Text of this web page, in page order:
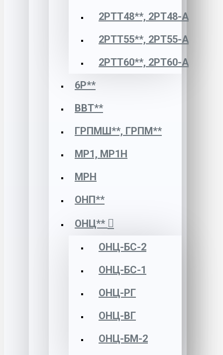
2РТТ48**, 2РТ48-А
2РТТ55**, 2РТ55-А
2РТТ60**, 2РТ60-А
6Р**
ВВТ**
ГРПМШ**, ГРПМ**
МР1, МР1Н
МРН
ОНП**
ОНЦ**
ОНЦ-БС-2
ОНЦ-БС-1
ОНЦ-РГ
ОНЦ-ВГ
ОНЦ-БМ-2